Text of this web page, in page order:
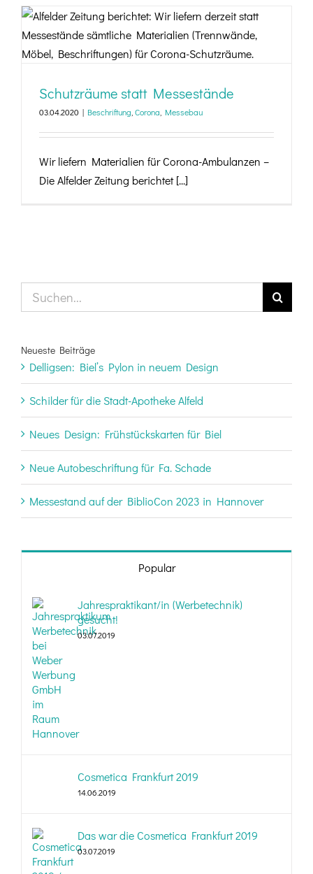
Schutzräume statt Messestände
Schutzräume statt Messestände
03.04.2020 | Beschriftung,Corona, Messebau
Wir liefern Materialien für Corona-Ambulanzen –
Die Alfelder Zeitung berichtet [...]
Suche
nach:
Neueste Beiträge
Delligsen: Biel’s Pylon in neuem Design
Schilder für die Stadt-Apotheke Alfeld
Neues Design: Frühstückskarten für Biel
Neue Autobeschriftung für Fa. Schade
Messestand auf der BiblioCon 2023 in Hannover
Popular
Jahrespraktikant/in (Werbetechnik)
gesucht!
03.07.2019
Cosmetica Frankfurt 2019
14.06.2019
Das war die Cosmetica Frankfurt 2019
03.07.2019